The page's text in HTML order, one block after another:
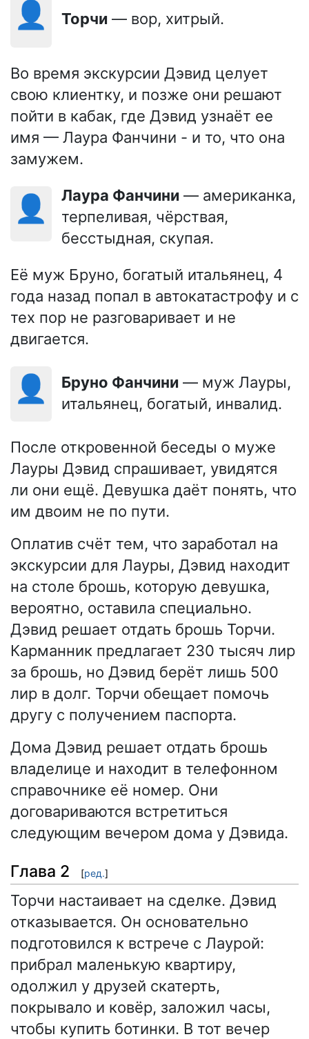
👤 Торчи — вор, хитрый.
Во время экскурсии Дэвид целует
свою клиентку, и позже они решают
пойти в кабак, где Дэвид узнаёт ее
имя — Лаура Фанчини - и то, что она
замужем.
👤 Лаура Фанчини — американка,
терпеливая, чёрствая,
бесстыдная, скупая.
Её муж Бруно, богатый итальянец, 4
года назад попал в автокатастрофу и с
тех пор не разговаривает и не
двигается.
👤 Бруно Фанчини — муж Лауры,
итальянец, богатый, инвалид.
После откровенной беседы о муже
Лауры Дэвид спрашивает, увидятся
ли они ещё. Девушка даёт понять, что
им двоим не по пути.
Оплатив счёт тем, что заработал на
экскурсии для Лауры, Дэвид находит
на столе брошь, которую девушка,
вероятно, оставила специально.
Дэвид решает отдать брошь Торчи.
Карманник предлагает 230 тысяч лир
за брошь, но Дэвид берёт лишь 500
лир в долг. Торчи обещает помочь
другу с получением паспорта.
Дома Дэвид решает отдать брошь
владелице и находит в телефонном
справочнике её номер. Они
договариваются встретиться
следующим вечером дома у Дэвида.
Глава 2 [ред.]
Торчи настаивает на сделке. Дэвид
отказывается. Он основательно
подготовился к встрече с Лаурой:
прибрал маленькую квартиру,
одолжил у друзей скатерть,
покрывало и ковёр, заложил часы,
чтобы купить ботинки. В тот вечер